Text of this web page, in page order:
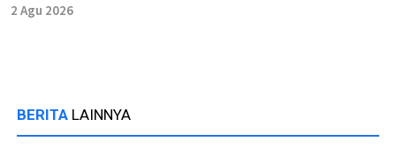
2 Agu 2026
BERITA LAINNYA